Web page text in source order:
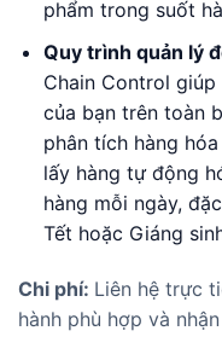
phẩm trong suốt
Quy trình quản lý
Chain Control
của bạn trên toàn
phân tích hàng
lấy hàng tự động
hàng mỗi ngày,
Tết hoặc Giáng
Chi phí: Liên hệ trực
hành phù hợp và